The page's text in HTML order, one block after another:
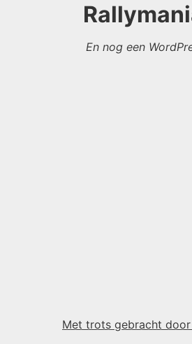
En nog een
Met trots gebracht door